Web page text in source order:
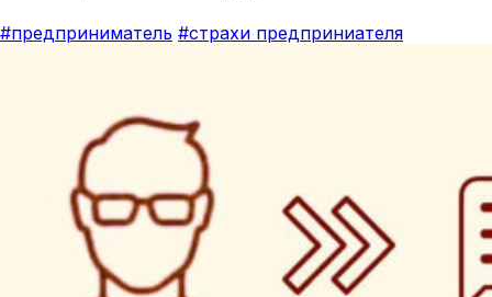
#предприниматель #страхи предприниателя